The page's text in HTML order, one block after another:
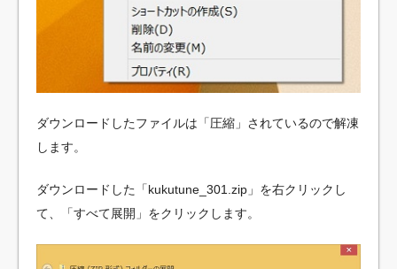
ダウンロードしたファイルは「圧縮」されているので解凍
します。
ダウンロードした「kukutune_301.zip」を右クリックし
て、「すべて展開」をクリックします。